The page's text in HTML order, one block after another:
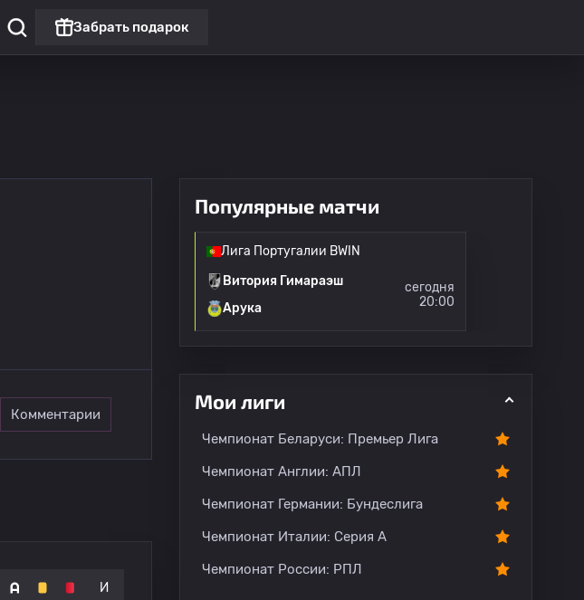
Забрать подарок
Комментарии
И
Популярные матчи
Лига Португалии BWIN
Витория Гимараэш
Арука
сегодня
20:00
Мои лиги
Чемпионат Беларуси: Премьер Лига
Чемпионат Англии: АПЛ
Чемпионат Германии: Бундеслига
Чемпионат Италии: Серия А
Чемпионат России: РПЛ